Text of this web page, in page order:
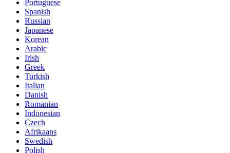
Portuguese
Spanish
Russian
Japanese
Korean
Arabic
Irish
Greek
Turkish
Italian
Danish
Romanian
Indonesian
Czech
Afrikaans
Swedish
Polish